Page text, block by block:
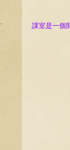
課室是一個